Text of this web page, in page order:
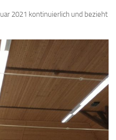
2021 kontinuierlich und bezieht